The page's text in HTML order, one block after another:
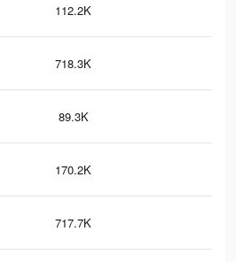
112.2K
718.3K
89.3K
170.2K
717.7K